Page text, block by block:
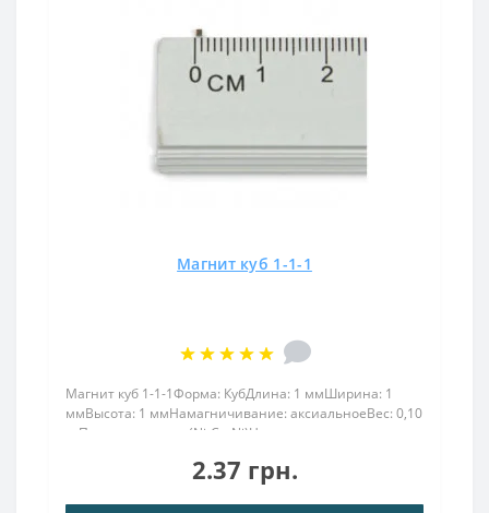
Магнит куб 1-1-1
Магнит куб 1-1-1Форма: КубДлина: 1 ммШирина: 1
ммВысота: 1 ммНамагничивание: аксиальноеВес: 0,10
грПокрыт. никель.: (Ni-Cu-Ni)Намагничивание:
использования: до 80°CМалый, но мощный магнит куб
2.37 грн.